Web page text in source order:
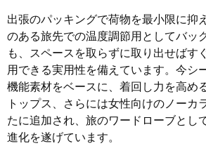
出張のパッキングで荷物を最小限に抑
のある旅先での温度調節用としてバッ
も、スペースを取らずに取り出せばす
用できる実用性を備えています。今シ
機能素材をベースに、着回し力を高め
トップス、さらには女性向けのノーカ
たに追加され、旅のワードローブとし
進化を遂げています。